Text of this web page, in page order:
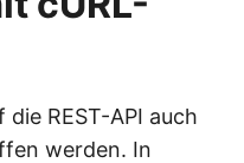
REST-API auch
werden. In